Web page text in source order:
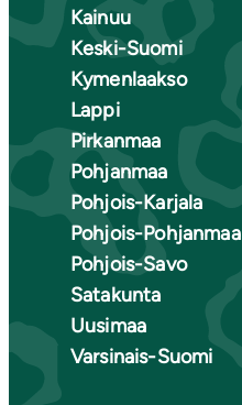
Kainuu
Keski-Suomi
Kymenlaakso
Lappi
Pirkanmaa
Pohjanmaa
Pohjois-Karjala
Pohjois-Pohjanmaa
Pohjois-Savo
Satakunta
Uusimaa
Varsinais-Suomi